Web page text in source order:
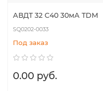
АВДТ 32 C40 30мА TDM
SQ0202-0033
Под заказ
0.00 руб.